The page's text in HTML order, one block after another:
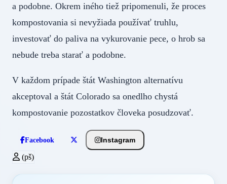
a podobne. Okrem iného tiež pripomenuli, že proces
kompostovania si nevyžiada používať truhlu,
investovať do paliva na vykurovanie pece, o hrob sa
nebude treba starať a podobne.
V každom prípade štát Washington alternatívu
akceptoval a štát Colorado sa onedlho chystá
kompostovanie pozostatkov človeka posudzovať.
Facebook Instagram
(pš)